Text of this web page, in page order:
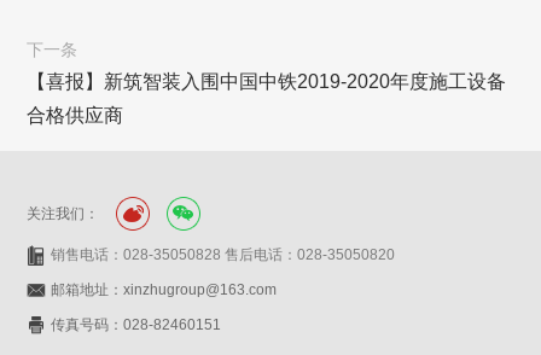
下一条
【喜报】新筑智装入围中国中铁2019-2020年度施工设备
合格供应商
关注我们：
销售电话：028-35050828 售后电话：028-35050820
邮箱地址：xinzhugroup@163.com
传真号码：028-82460151